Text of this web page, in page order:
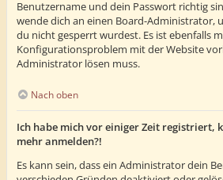
Benutzername und dein Passwort richtig
wende dich an einen Board-Administrator,
du nicht gesperrt wurdest. Es ist ebenfalls
Konfigurationsproblem mit der Website
Administrator lösen muss.
Nach oben
Ich habe mich vor einiger Zeit registriert,
mehr anmelden?!
Es kann sein, dass ein Administrator dein